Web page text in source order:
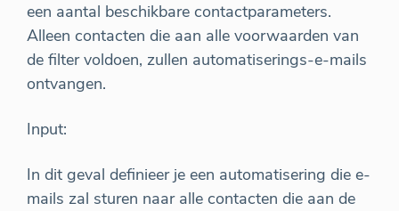
een aantal beschikbare contactparameters.
Alleen contacten die aan alle voorwaarden van
de filter voldoen, zullen automatiserings-e-mails
ontvangen.
Input:
In dit geval definieer je een automatisering die e-
mails zal sturen naar alle contacten die aan de